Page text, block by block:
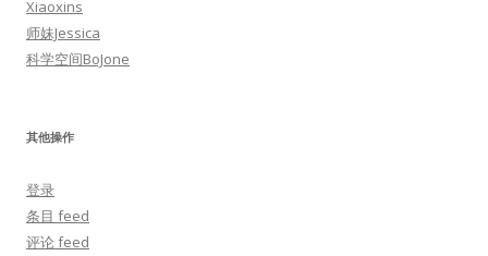
Xiaoxins
师妹Jessica
科学空间BoJone
其他操作
登录
条目 feed
评论 feed